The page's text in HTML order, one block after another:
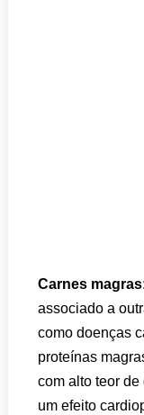
Carnes magras
associado a
como doenças
proteínas
com alto teor
um efeito